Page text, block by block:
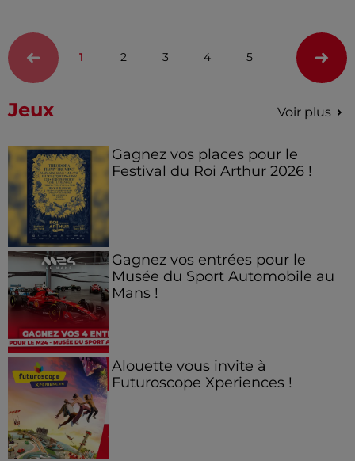
1 2 3 4 5
Jeux Voir plus
Gagnez vos places pour le
Festival du Roi Arthur 2026 !
Gagnez vos entrées pour le
Musée du Sport Automobile au
Mans !
Alouette vous invite à
Futuroscope Xperiences !